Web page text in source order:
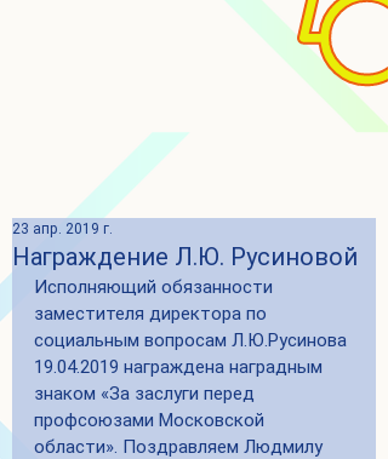
Награждение Л.Ю. Русиновой
23 апр. 2019 г.
Исполняющий обязанности
заместителя директора по
социальным вопросам Л.Ю.Русинова
19.04.2019 награждена наградным
знаком «За заслуги перед
профсоюзами Московской
области». Поздравляем Людмилу